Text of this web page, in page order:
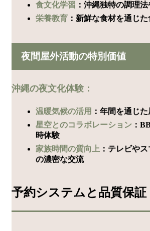
食文化学習 ：沖縄独特の調理
栄養教育 ：新鮮な食材を通じ
夜間屋外活動の特別価値
沖縄の夜文化体験：
温暖気候の活用 ：年間を通じ
星空とのコラボレーション ：
時体験
家族時間の質向上 ：テレビや
の濃密な交流
予約システムと品質保証